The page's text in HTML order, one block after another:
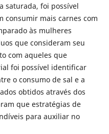
saturada, foi possível
consumir mais carnes com
às mulheres
que consideram seu
com aqueles que
foi possível identificar
o consumo de sal e a
obtidos através dos
que estratégias de
para auxiliar no